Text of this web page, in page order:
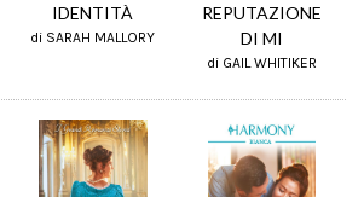
IDENTITÀ
di SARAH MALLORY
REPUTAZIONE
DI MI
di GAIL WHITIKER